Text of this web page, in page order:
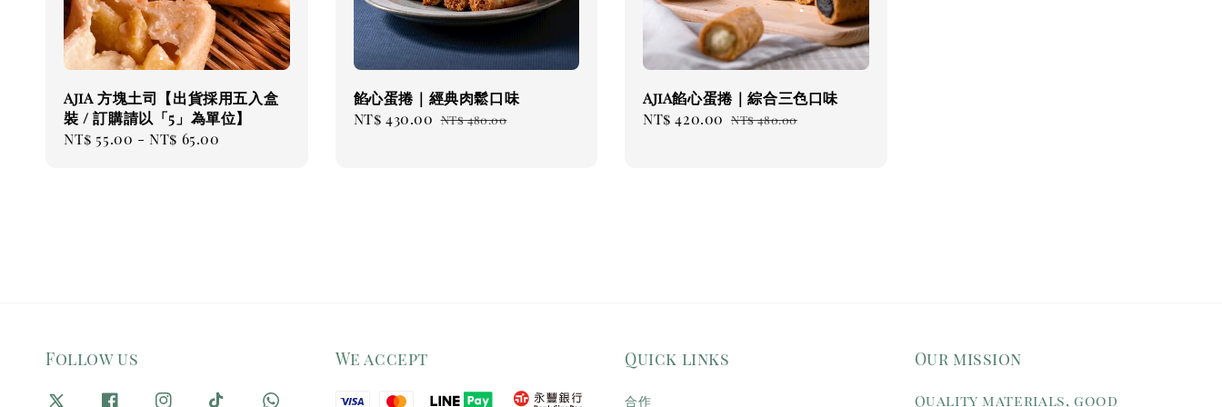
AjiA 方塊土司【出貨採用五入盒
裝 / 訂購請以「5」為單位】
Regular
NT$ 55.00 -NT$ 65.00
餡心蛋捲｜經典肉鬆口味
Sale
NT$ 430.00 Regular
NT$ 480.00
AjiA餡心蛋捲｜綜合三色口味
Sale
NT$ 420.00 Regular
NT$ 480.00
Follow us We accept Quick links
合作
Our mission
Quality materials, good